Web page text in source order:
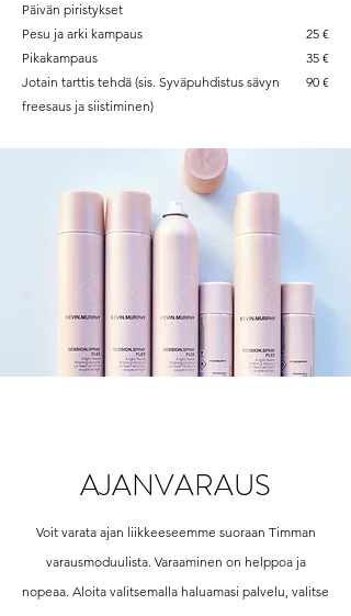
Päivän piristykset
Pesu ja arki kampaus
Pikakampaus
Jotain tarttis tehdä (sis. Syväpuhdistus sävyn
freesaus ja siistiminen)
25 €
35 €
90 €
AJANVARAUS
Voit varata ajan liikkeeseemme suoraan Timman
varausmoduulista. Varaaminen on helppoa ja
nopeaa. Aloita valitsemalla haluamasi palvelu, valitse